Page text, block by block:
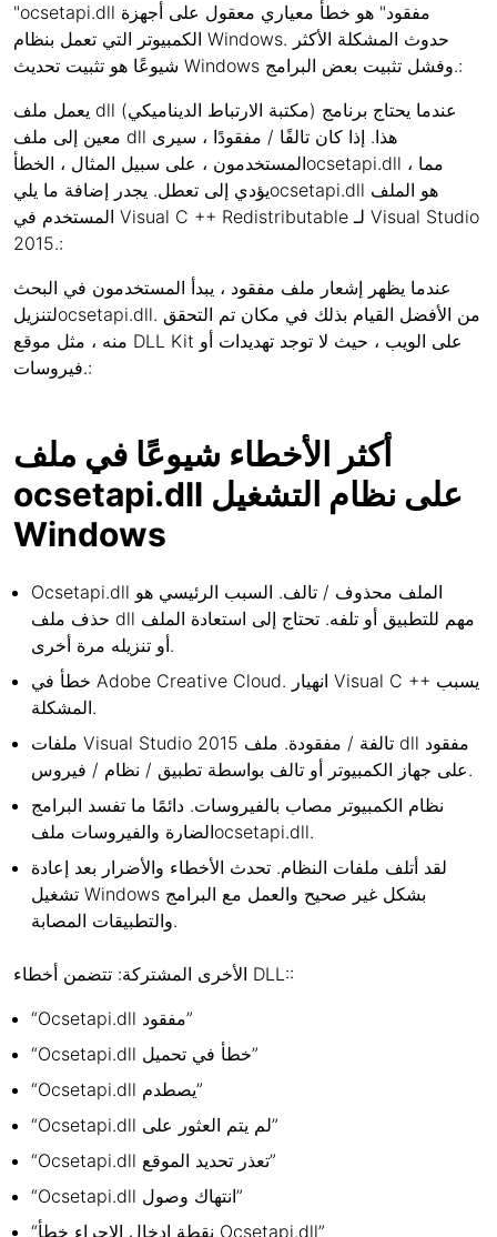
"ocsetapi.dll مفقود" هو خطأ معياري معقول على أجهزة
الكمبيوتر التي تعمل بنظام Windows. حدوث المشكلة الأكثر
شيوعًا هو تثبيت تحديث Windows وفشل تثبيت بعض البرامج.:
يعمل ملف dll (مكتبة الارتباط الديناميكي) عندما يحتاج برنامج
معين إلى ملف dll هذا. إذا كان تالفًا / مفقودًا ، سيرى
المستخدمون ، على سبيل المثال ، الخطأocsetapi.dll ، مما
يؤدي إلى تعطل. يجدر إضافة ما يليocsetapi.dll هو الملف
المستخدم في Visual C ++ Redistributable لـ Visual Studio
2015.:
عندما يظهر إشعار ملف مفقود ، يبدأ المستخدمون في البحث
لتنزيلocsetapi.dll. من الأفضل القيام بذلك في مكان تم التحقق
منه ، مثل موقع DLL Kit على الويب ، حيث لا توجد تهديدات أو
فيروسات.:
أكثر الأخطاء شيوعًا في ملف
ocsetapi.dll على نظام التشغيل
Windows
Ocsetapi.dll الملف محذوف / تالف. السبب الرئيسي هو
حذف ملف dll مهم للتطبيق أو تلفه. تحتاج إلى استعادة الملف
أو تنزيله مرة أخرى.
خطأ في Adobe Creative Cloud. انهيار Visual C ++ يسبب
المشكلة.
ملفات Visual Studio 2015 تالفة / مفقودة. ملف dll مفقود
على جهاز الكمبيوتر أو تالف بواسطة تطبيق / نظام / فيروس.
نظام الكمبيوتر مصاب بالفيروسات. دائمًا ما تفسد البرامج
الضارة والفيروسات ملفocsetapi.dll.
لقد أتلف ملفات النظام. تحدث الأخطاء والأضرار بعد إعادة
تشغيل Windows بشكل غير صحيح والعمل مع البرامج
والتطبيقات المصابة.
الأخرى المشتركة: تتضمن أخطاء DLL::
“Ocsetapi.dll مفقود”
“Ocsetapi.dll خطأ في تحميل”
“Ocsetapi.dll يصطدم”
“Ocsetapi.dll لم يتم العثور على”
“Ocsetapi.dll تعذر تحديد الموقع”
“Ocsetapi.dll انتهاك وصول”
“نقطة إدخال الإجراء خطأ Ocsetapi.dll”